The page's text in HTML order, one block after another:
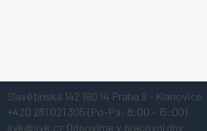
Slavětínská 142 190 14 Praha 9 - Klánovice
+420 281 021 305 (Po-Pá: 8:00 - 15:00)
svk@svk.cz Odpovíme v pracovní dny